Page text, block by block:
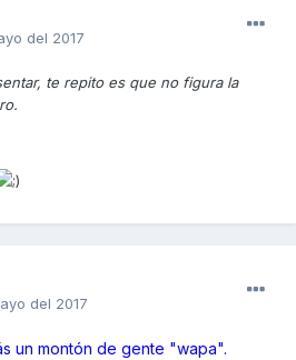
del 2017
te repito es que no figura la
del 2017
un montón de gente "wapa".